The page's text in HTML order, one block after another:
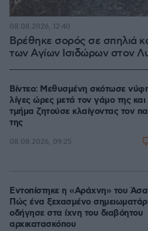
Βρέθηκε σορός σε σπηλιά
των Αγίων Ισιδώρων στον
08.08.2026, 12:40
Βίντεο: Μεθυσμένη σκότωσε
λίγες ώρες μετά τον γάμο της και
τμήμα ζητούσε κλαίγοντας τον
της
08.08.2026, 09:25
Εντοπίστηκε η «Αράχνη» του
Πώς ένα ξεχασμένο
οδήγησε στα ίχνη του διαβόητου
αρχικατασκόπου